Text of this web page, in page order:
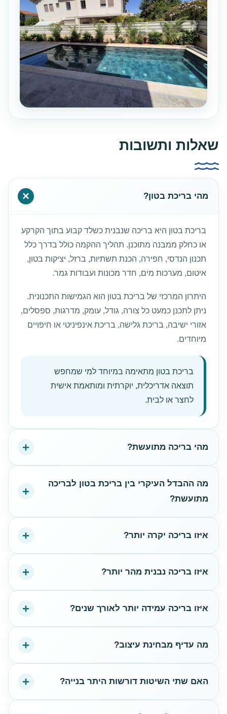
שאלות ותשובות
מהי בריכת בטון?
בריכת בטון היא בריכה שנבנית כשלד קבוע בתוך הקרקע
או כחלק ממבנה מתוכנן. תהליך ההקמה כולל בדרך כלל
תכנון הנדסי, חפירה, הכנת תשתיות, ברזל, יציקות בטון,
איטום, מערכות מים, חדר מכונות ועבודות גמר.
היתרון המרכזי של בריכת בטון הוא הגמישות התכנונית.
ניתן לתכנן כמעט כל צורה, גודל, עומק, מדרגות, ספסלים,
אזורי ישיבה, בריכת גלישה, בריכת אינפיניטי או חיפויים
מיוחדים.
בריכת בטון מתאימה במיוחד למי שמחפש
תוצאה אדריכלית, יוקרתית ומותאמת אישית
לחצר או לבית.
מהי בריכה מתועשת?
מה ההבדל העיקרי בין בריכת בטון לבריכה
מתועשת?
איזו בריכה יקרה יותר?
איזו בריכה נבנית מהר יותר?
איזו בריכה עמידה יותר לאורך שנים?
מה עדיף מבחינת עיצוב?
האם שתי השיטות דורשות היתר בנייה?